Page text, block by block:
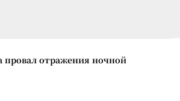
провал отражения ночной